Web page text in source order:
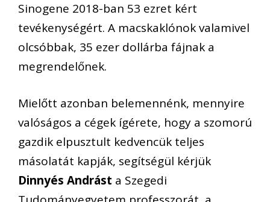
Sinogene 2018-ban 53 ezret kért
tevékenységért. A macskaklónok valamivel
olcsóbbak, 35 ezer dollárba fájnak a
megrendelőnek.
Mielőtt azonban belemennénk, mennyire
valóságos a cégek ígérete, hogy a szomorú
gazdik elpusztult kedvencük teljes
másolatát kapják, segítségül kérjük
Dinnyés Andrást a Szegedi